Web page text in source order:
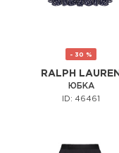
- 30 %
RALPH LAUREN
ЮБКА
ID: 46461